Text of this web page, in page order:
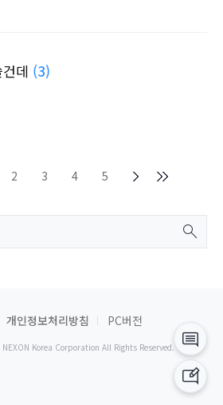
데 (3)
2 3 4 5
개인정보처리방침 PC버전
Korea Corporation All Rights Reserved.